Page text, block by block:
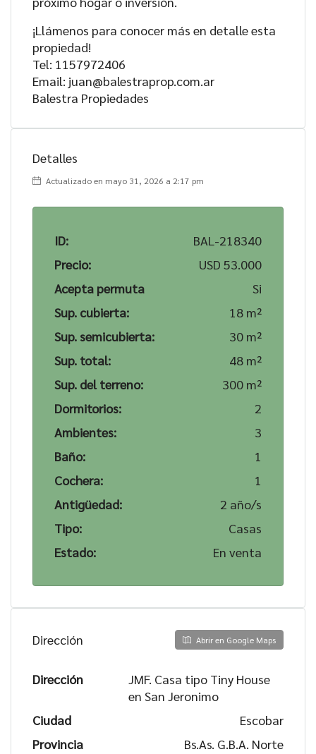
¡Llámenos para conocer más en detalle esta
propiedad!
Tel: 1157972406
Email: juan@balestraprop.com.ar
Balestra Propiedades
Detalles
Actualizado en mayo 31, 2026 a 2:17 pm
ID:
BAL-218340
Precio:
USD 53.000
Acepta permuta
Si
Sup. cubierta:
18 m²
Sup. semicubierta:
30 m²
Sup. total:
48 m²
Sup. del terreno:
300 m²
Dormitorios:
2
Ambientes:
3
Baño:
1
Cochera:
1
Antigüedad:
2 año/s
Tipo:
Casas
Estado:
En venta
Dirección Abrir en Google Maps
Dirección
JMF. Casa tipo Tiny House
en San Jeronimo
Ciudad
Escobar
Provincia
Bs.As. G.B.A. Norte